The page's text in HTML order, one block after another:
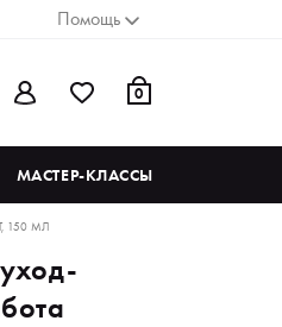
Помощь
0
МАСТЕР-КЛАССЫ
150 МЛ